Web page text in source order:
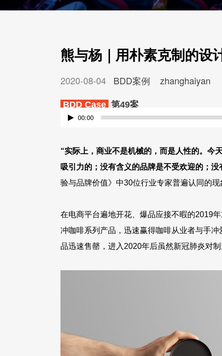
熊与杨｜用朴素克制的设
2020-08-04 BDD案例 zhanghaiyan
BDD Case 第49案
播
放
器
00:00
“实际上，商业不是机械的，而是人性的。今
吸引力的；没有含义的品牌是不受欢迎的；
验与品牌价值》中30位行业专家普遍认同的现
在电商平台遍地开花、爆品应接不暇的2019
冲咖啡系列产品，迅速赢得咖啡从业者与手
品迅速售罄，进入2020年后虽然新冠肺炎对